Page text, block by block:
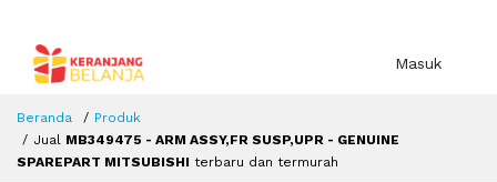
Masuk
Beranda
Produk
Jual MB349475 - ARM ASSY,FR SUSP,UPR - GENUINE
SPAREPART MITSUBISHI terbaru dan termurah